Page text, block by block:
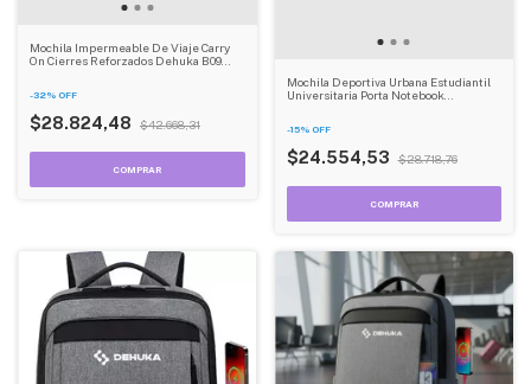
Mochila Impermeable De Viaje Carry
On Cierres Reforzados Dehuka B09
-32% OFF
$28.824,48 $42.668,31
Mochila Deportiva Urbana Estudiantil
Universitaria Porta Notebook
-15% OFF
$24.554,53 $28.718,76